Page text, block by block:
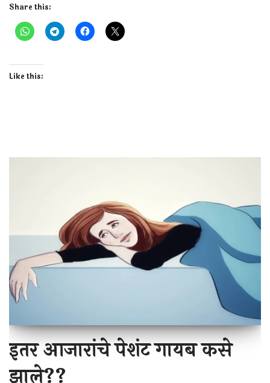
Share this:
Like this:
इतर आजारांचे पेशंट गायब कसे
झाले??